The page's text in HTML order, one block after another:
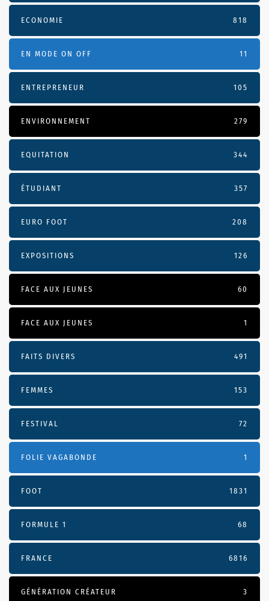
ECONOMIE 818
EN MODE ON OFF 11
ENTREPRENEUR 105
ENVIRONNEMENT 279
EQUITATION 344
ÉTUDIANT 357
EURO FOOT 208
EXPOSITIONS 126
FACE AUX JEUNES 60
FACE AUX JEUNES 1
FAITS DIVERS 491
FEMMES 153
FESTIVAL 72
FOLIE VAGABONDE 1
FOOT 1831
FORMULE 1 68
FRANCE 6816
GÉNÉRATION CRÉATEUR 3